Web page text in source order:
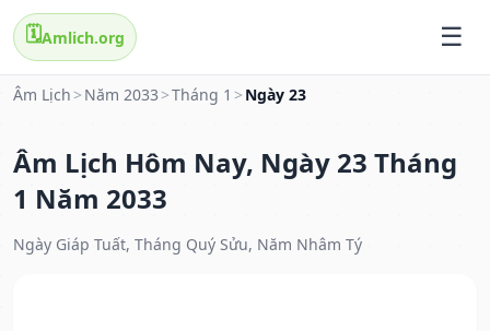
🗓️Amlich.org
Âm Lịch > Năm 2033 >Tháng 1 > Ngày 23
Âm Lịch Hôm Nay, Ngày 23 Tháng
1 Năm 2033
Ngày Giáp Tuất, Tháng Quý Sửu, Năm Nhâm Tý